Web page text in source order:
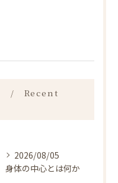
Recent
2026/08/05
身体の中心とは何か